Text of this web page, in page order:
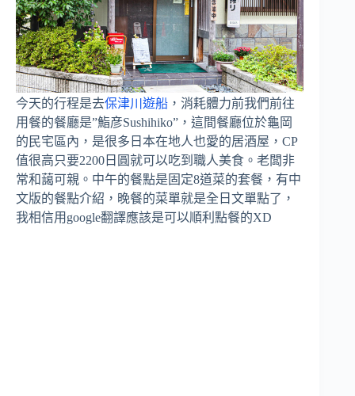
今天的行程是去保津川遊船 ，消耗體力前我們前往
用餐的餐廳是”鮨彦Sushihiko”，這間餐廳位於龜岡
的民宅區內，是很多日本在地人也愛的居酒屋，CP
值很高只要2200日圓就可以吃到職人美食。老闆非
常和藹可親。中午的餐點是固定8道菜的套餐，有中
文版的餐點介紹，晚餐的菜單就是全日文單點了，
我相信用google翻譯應該是可以順利點餐的XD